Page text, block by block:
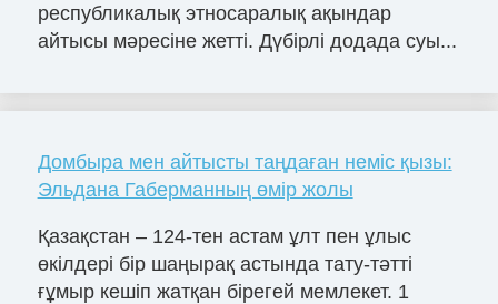
республикалық этносаралық ақындар
айтысы мәресіне жетті. Дүбірлі додада суы...
Домбыра мен айтысты таңдаған неміс қызы:
Эльдана Габерманның өмір жолы
Қазақстан – 124-тен астам ұлт пен ұлыс
өкілдері бір шаңырақ астында тату-тәтті
ғұмыр кешіп жатқан бірегей мемлекет. 1